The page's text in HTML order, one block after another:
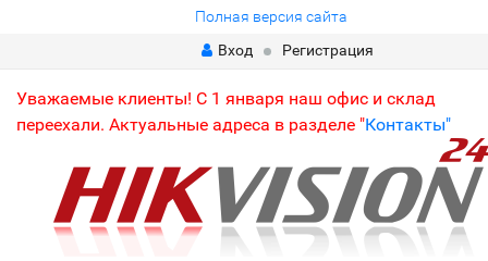
Полная версия сайта
Вход
Регистрация
Уважаемые клиенты! С 1 января наш офис и склад
переехали. Актуальные адреса в разделе "Контакты"